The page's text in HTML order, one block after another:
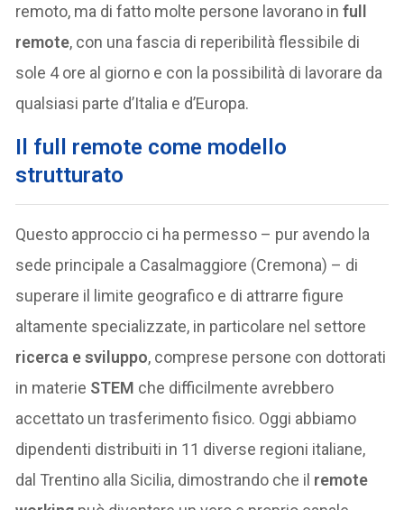
remoto, ma di fatto molte persone lavorano infull
remote, con una fascia di reperibilità flessibile di
sole 4 ore al giorno e con la possibilità di lavorare da
qualsiasi parte d’Italia e d’Europa.
Il full remote come modello
strutturato
Questo approccio ci ha permesso – pur avendo la
sede principale a Casalmaggiore (Cremona) – di
superare il limite geografico e di attrarre figure
altamente specializzate, in particolare nel settore
ricerca e sviluppo, comprese persone con dottorati
in materie STEM che difficilmente avrebbero
accettato un trasferimento fisico. Oggi abbiamo
dipendenti distribuiti in 11 diverse regioni italiane,
dal Trentino alla Sicilia, dimostrando che il remote